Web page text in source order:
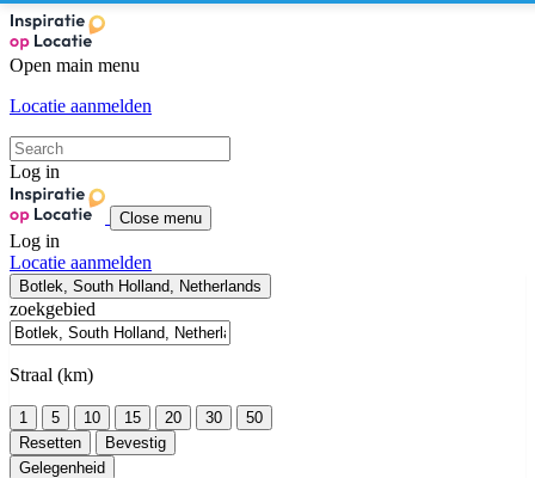
Open main menu
Locatie aanmelden
Log in
Close menu
Log in
Locatie aanmelden
Botlek, South Holland, Netherlands
zoekgebied
Straal (km)
1 5 10 15 20 30
50
Resetten
Bevestig
Gelegenheid